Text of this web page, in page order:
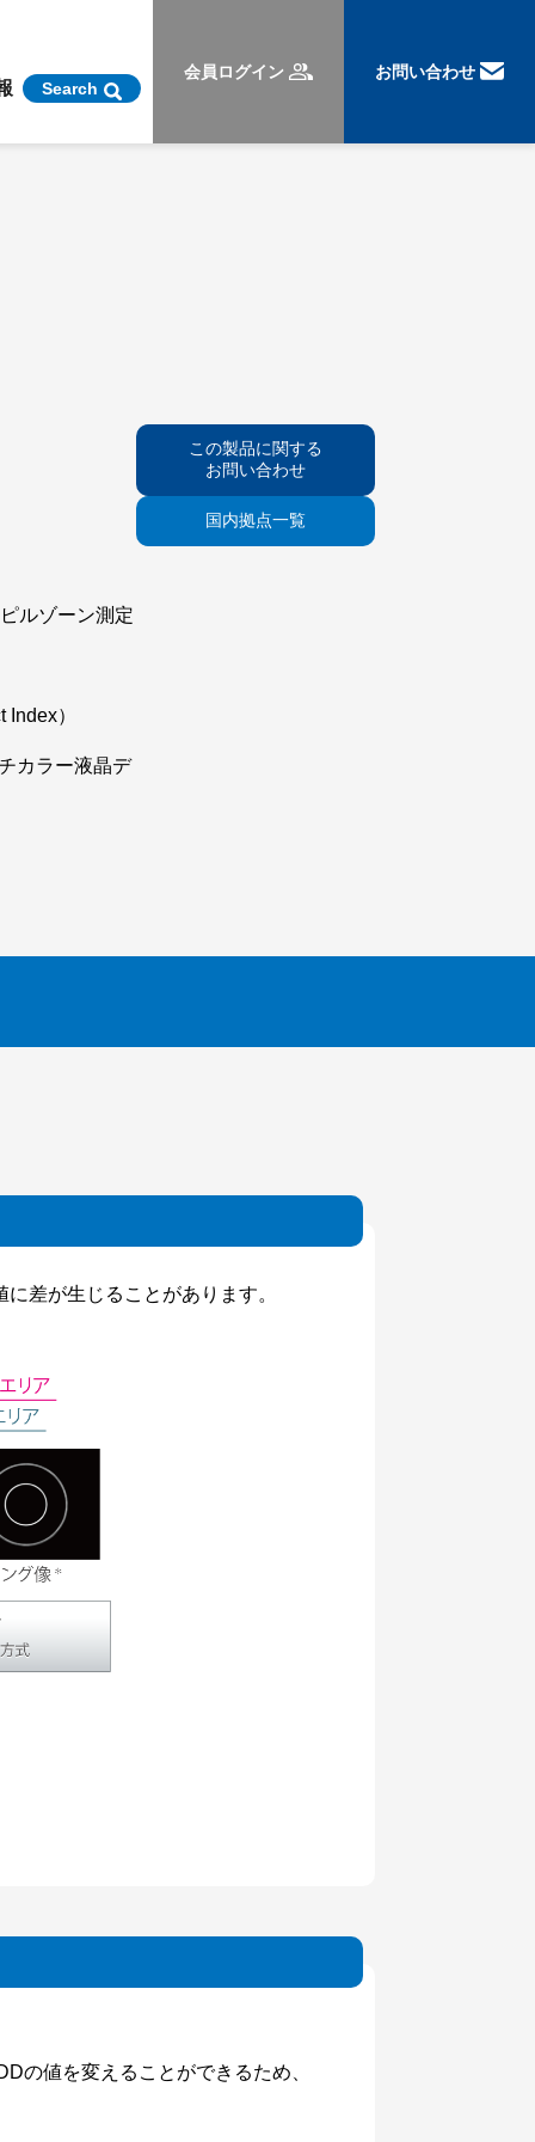
Search
会員ログイン お問い合わせ
ルゾーン測定
）
カラー液晶デ
この製品に関する
お問い合わせ
国内拠点一覧
差が生じることがあります。
の値を変えることができるため、